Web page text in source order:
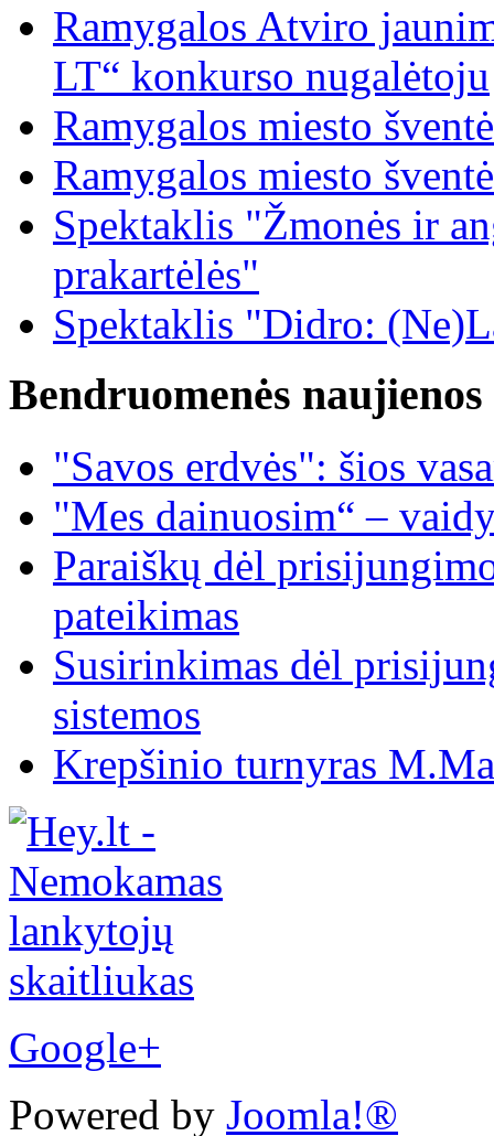
Ramygalos Atviro
LT“ konkurso nugalėtoju
Ramygalos miesto šventė
Ramygalos miesto šventė
Spektaklis "Žmonės ir
prakartėlės"
Spektaklis "Didro:
Bendruomenės naujienos
"Savos erdvės": šios
"Mes dainuosim“ –
Paraiškų dėl
pateikimas
Susirinkimas dėl
sistemos
Krepšinio turnyras
Google+
Powered by Joomla!®